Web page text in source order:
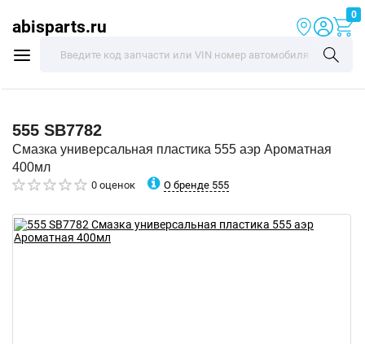
abisparts.ru
0
555 SB7782
Смазка универсальная пластика 555 аэр Ароматная
400мл
0 оценок О бренде 555